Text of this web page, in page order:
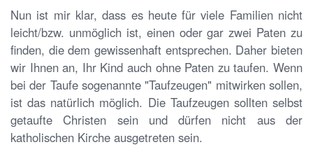
Nun ist mir klar, dass es heute für viele Familien nicht
leicht/bzw. unmöglich ist, einen oder gar zwei Paten zu
finden, die dem gewissenhaft entsprechen. Daher bieten
wir Ihnen an, Ihr Kind auch ohne Paten zu taufen. Wenn
bei der Taufe sogenannte "Taufzeugen" mitwirken sollen,
ist das natürlich möglich. Die Taufzeugen sollten selbst
getaufte Christen sein und dürfen nicht aus der
katholischen Kirche ausgetreten sein.